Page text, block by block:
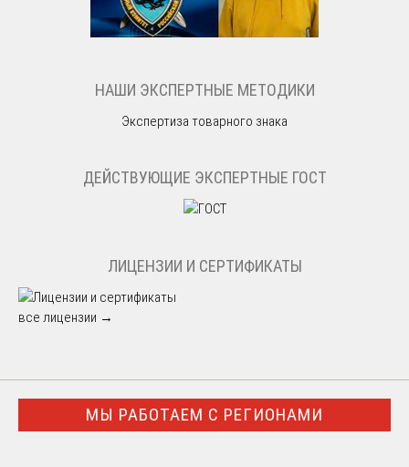
НАШИ ЭКСПЕРТНЫЕ МЕТОДИКИ
Экспертиза товарного знака
ДЕЙСТВУЮЩИЕ ЭКСПЕРТНЫЕ ГОСТ
ЛИЦЕНЗИИ И СЕРТИФИКАТЫ
все лицензии →
МЫ РАБОТАЕМ С РЕГИОНАМИ